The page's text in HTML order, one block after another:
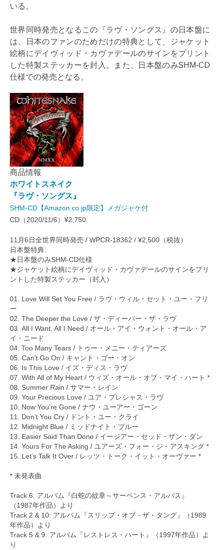
いる。
世界同時発売となるこの『ラヴ・ソングス』の日本盤に
は、日本のファンのためだけの特典として、ジャケット
絵柄にデイヴィッド・カヴァデールのサインをプリント
した特製ステッカーを封入。また、日本盤のみSHM-CD
仕様での発売となる。
商品情報
ホワイトスネイク
『ラヴ・ソングス』
SHM-CD【Amazon.co.jp限定】メガジャケ付
CD（2020/11/6）¥2,750
11月6日全世界同時発売 / WPCR-18362 / ¥2,500（税抜）
日本盤特典:
★日本盤のみSHM-CD仕様
★ジャケット絵柄にデイヴィッド・カヴァデールのサインをプリ
ントした特製ステッカー（封入）
01. Love Will Set You Free / ラヴ・ウィル・セット・ユー・フリ
ー
02. The Deeper the Love / ザ・ディーパー・ザ・ラヴ
03. All I Want, All I Need / オール・アイ・ウォント・オール・ア
イ・ニード
04. Too Many Tears / トゥー・メニー・ティアーズ
05. Can’t Go On / キャント・ゴー・オン
06. Is This Love / イズ・ディス・ラヴ
07. With All of My Heart / ウィズ・オール・オブ・マイ・ハート *
08. Summer Rain / サマー・レイン
09. Your Precious Love / ユア・プレシャス・ラヴ
10. Now You’re Gone / ナウ・ユーアー・ゴーン
11. Don’t You Cry / ドント・ユー・クライ
12. Midnight Blue / ミッドナイト・ブルー
13. Easier Said Than Done / イージアー・セッド・ザン・ダン
14. Yours For The Asking / ユアーズ・フォー・ジ・アスキング *
15. Let’s Talk It Over / レッツ・トーク・イット・オーヴァー *
* 未発表曲
Track 6: アルバム『白蛇の紋章～サーペンス・アルバス』
（1987年作品）より
Track 2 & 10: アルバム『スリップ・オブ・ザ・タング』（1989
年作品）より
Track 5 & 9: アルバム『レストレス・ハート』（1997年作品）よ
り